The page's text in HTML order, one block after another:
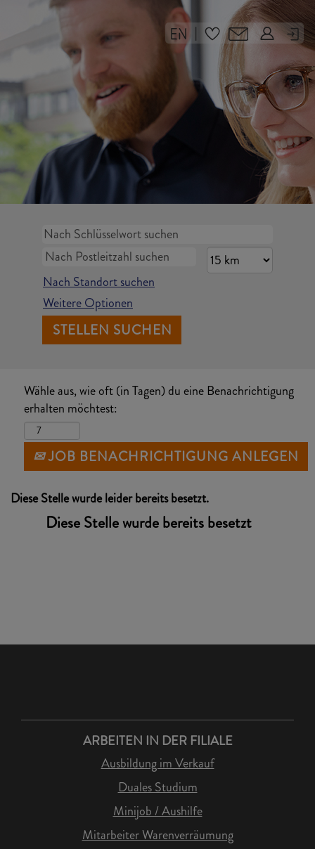
|
Nach Standort suchen
Weitere Optionen
Wähle aus, wie oft (in Tagen) du eine Benachrichtigung
erhalten möchtest:
JOB BENACHRICHTIGUNG ANLEGEN
Diese Stelle wurde leider bereits besetzt.
Diese Stelle wurde bereits besetzt
ARBEITEN IN DER FILIALE
Ausbildung im Verkauf
Duales Studium
Minijob / Aushilfe
Mitarbeiter Warenverräumung